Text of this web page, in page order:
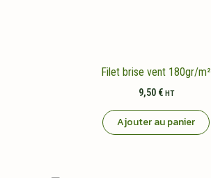
Filet brise vent 180gr/m²
9,50 € HT
Ajouter au panier